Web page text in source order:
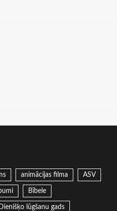
animācijas filma ASV
Bībele
Dienišķo lūgšanu gads